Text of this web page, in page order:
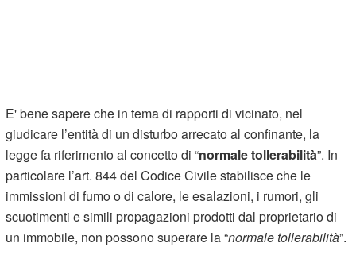
E' bene sapere che in tema di rapporti di vicinato, nel
giudicare l’entità di un disturbo arrecato al confinante, la
legge fa riferimento al concetto di “normale tollerabilità”. In
particolare l’art. 844 del Codice Civile stabilisce che le
immissioni di fumo o di calore, le esalazioni, i rumori, gli
scuotimenti e simili propagazioni prodotti dal proprietario di
un immobile, non possono superare la “normale tollerabilità”.